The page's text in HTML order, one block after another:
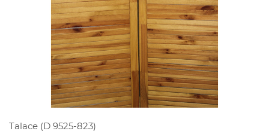
Talace (D 9525-823)